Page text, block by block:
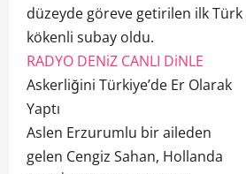
düzeyde göreve getirilen ilk Türk
kökenli subay oldu.
RADYO DENiZ CANLI DiNLE
Askerliğini Türkiye’de Er Olarak
Yaptı
Aslen Erzurumlu bir aileden
gelen Cengiz Sahan, Hollanda